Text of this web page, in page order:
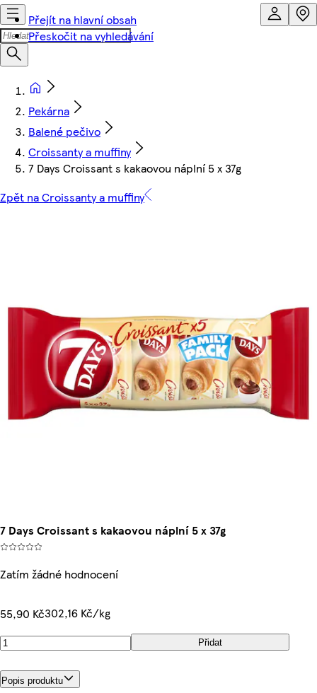
Přejít na hlavní obsah
Přeskočit na vyhledávání
Pekárna
Balené pečivo
Croissanty a muffiny
7 Days Croissant s kakaovou náplní 5 x 37g
Zpět na Croissanty a muffiny
7 Days Croissant s kakaovou náplní 5 x 37g
Zatím žádné hodnocení
55,90 Kč302,16 Kč/kg
Přidat
Popis produktu